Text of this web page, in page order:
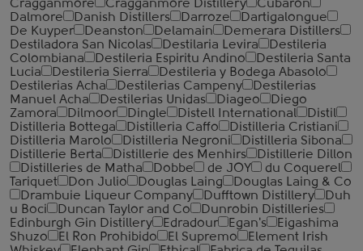
Cragganmore
Cragganmore Distillery
Cubaron
Dalmore
Danish Distillers Darroze
Dartigalongue
De Kuyper
Deanston Delamain
Demerara Distillers
Destiladora San Nicolas
Destilaria Levira
Destileria
Colombiana
Destileria Espiritu Andino
Destileria Santa
Lucia
Destileria Sierra
Destileria y Bodega Abasolo
Destilerias Acha
Destilerias Campeny
Destilerias
Manuel Acha
Destilerias Unidas Diageo
Diego
Zamora
Dilmoor Dingle Distell International
Distil
Distilleria Bottega
Distilleria Caffo
Distilleria Cristiani
Distilleria Marolo
Distilleria Negroni
Distilleria Sibona
Distillerie Berta
Distillerie des Menhirs
Distillerie Dillon
Distilleries de Matha
Dobbe de JOY
du Coquerel
Tariquet
Don Julio Douglas Laing
Douglas Laing & Co
Drambuie Liqueur Company
Dufftown Distillery
Duh
u Boci
Duncan Taylor and Co
Dunrobin Distilleries
Edinburgh Gin Distillery
Edradour Egan's
Eigashima
Shuzo
El Ron Prohibido El Supremo
Element Irish